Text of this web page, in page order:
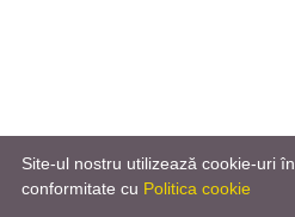
Site-ul nostru utilizează cookie-uri în
conformitate cu Politica cookie